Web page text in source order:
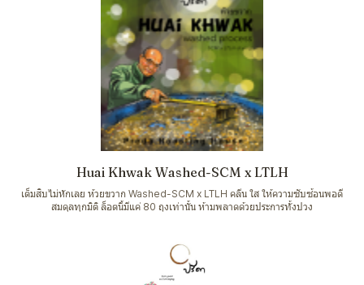
Huai Khwak Washed-SCM x LTLH
เต็มสิบไม่หักเลย ห้วยขวาก Washed-SCM x LTLH คลีน ใส ให้ความซับซ้อนพอดี
สมดุลทุกมิติ ล็อตนี้มีแค่ 80 ถุงเท่านั้น ห้ามพลาดด้วยประการทั้งปวง